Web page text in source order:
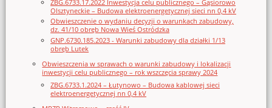
ZBG.6733.17.2022 Inwestycja celu publicznego – Gąsiorowo
Olsztyneckie – Budowa elektroenergetycznej sieci nn 0,4 kV
Obwieszczenie o wydaniu decyzji o warunkach zabudowy,
dz. 41/10 obręb Nowa Wieś Ostródzka
GNP.6730.185.2023 - Warunki zabudowy dla działki 1/13
obręb Lutek
Obwieszczenia w sprawach o warunki zabudowy i lokalizacji
inwestycji celu publicznego – rok wszczęcia sprawy 2024
ZBG.6733.1.2024 – Łutynowo – Budowa kablowej sieci
elektroenergetycznej nn 0,4 kV